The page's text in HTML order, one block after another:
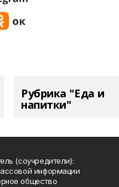
Рубрика "Еда и
напитки"
(соучредители):
информации
общество